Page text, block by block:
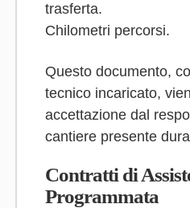
trasferta.
Chilometri percorsi.
Questo documento,
tecnico incaricato,
accettazione dal
cantiere presente
Contratti di
Programmata